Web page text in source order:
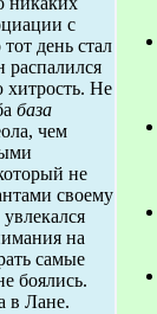
с
день стал
распалился
Не
база
чем
не
своему
на
самые
боялись.
в Лане.